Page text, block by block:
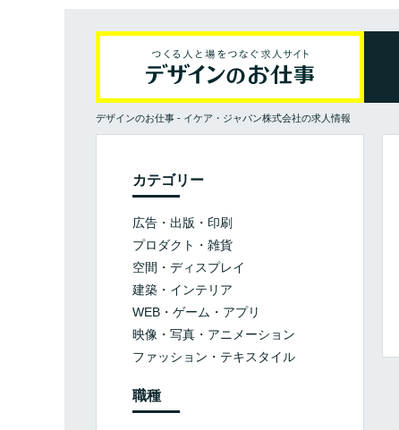
デザインのお仕事 - イケア・ジャパン株式会社の求人情報
カテゴリー
広告・出版・印刷
プロダクト・雑貨
空間・ディスプレイ
建築・インテリア
WEB・ゲーム・アプリ
映像・写真・アニメーション
ファッション・テキスタイル
職種